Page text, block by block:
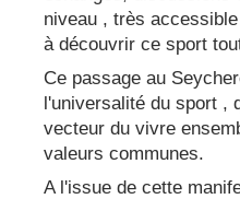
niveau , très
à découvrir ce sport
Ce passage au
l'universalité du sport ,
vecteur du vivre
valeurs communes.
A l'issue de cette